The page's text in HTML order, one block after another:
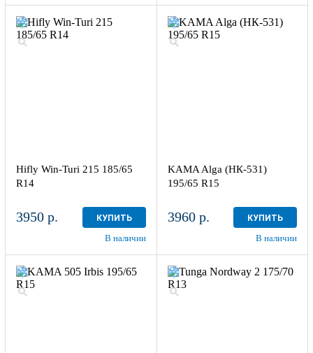
Hifly Win-Turi 215 185/65
R14
3950 р. КУПИТЬ
В наличии
KAMA Alga (НК-531)
195/65 R15
3960 р. КУПИТЬ
В наличии